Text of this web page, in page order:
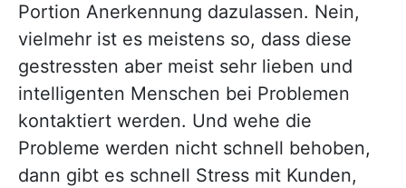
Portion Anerkennung dazulassen. Nein,
vielmehr ist es meistens so, dass diese
gestressten aber meist sehr lieben und
intelligenten Menschen bei Problemen
kontaktiert werden. Und wehe die
Probleme werden nicht schnell behoben,
dann gibt es schnell Stress mit Kunden,